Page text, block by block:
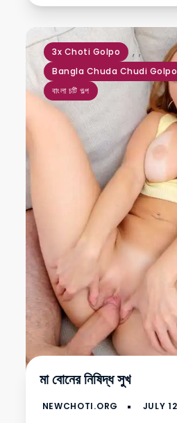
3x Choti Golpo ,
Bangla Chuda Chudi Golpo
,
বাংলা চটি গল্প
মা বোনের নিষিদ্ধ সুখ